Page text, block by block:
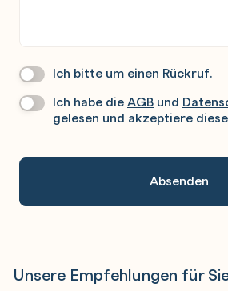
Wir
Sie
Ich bitte um einen Rückruf.
Datenschutz*
Ich habe dieAGB und
gelesen und akzeptiere
Unsere Empfehlungen für